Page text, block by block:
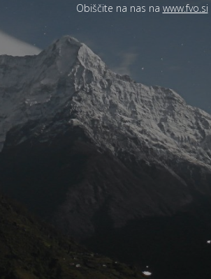
Obiščite na nas na www.fvo.si